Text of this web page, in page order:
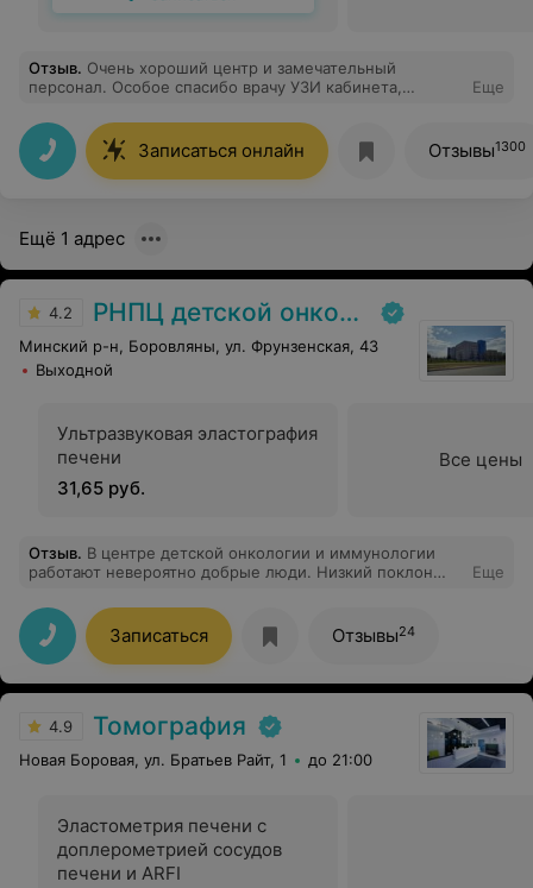
Отзыв. Очень хороший центр и замечательный
персонал. Особое спасибо врачу УЗИ кабинета,
внимательная,большая умница в своем деле.
Еще
Записаться онлайн Отзывы1300
Ещё 1 адрес
4.2 РНПЦ детской онкологии
Минский р-н, Боровляны, ул. Фрунзенская, 43
Выходной
Ультразвуковая эластография
печени
31,65 руб.
Все цены
Отзыв. В центре детской онкологии и иммунологии
работают невероятно добрые люди. Низкий поклон
Юрьевна Левшукова-Кристал, Кочубинский Дмитрий
Витальевич, Алешкевич Светлана Николаевна - врачи
от Бога. Это центр,где тебя всегда встречают с
улыбкой и добротой, несмотря на большой поток
пациентов.
Еще
Записаться Отзывы24
4.9 Томография
Новая Боровая, ул. Братьев Райт, 1 до 21:00
Эластометрия печени с
доплерометрией сосудов
печени и ARFI